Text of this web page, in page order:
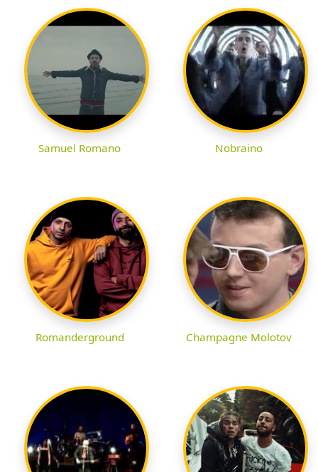
Samuel Romano Nobraino
Romanderground Champagne Molotov